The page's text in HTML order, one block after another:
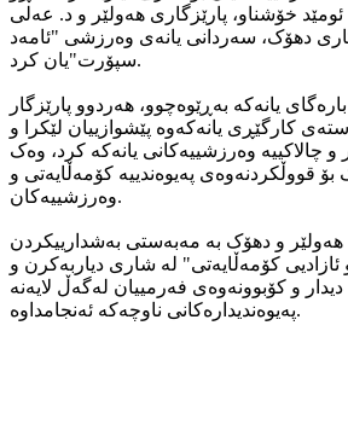
ئومێد خۆشناو، پارێزگاری هەولێر و د. عەلی
دهۆک، سەردانی یانەی وەرزشی "ئامەد
سپۆرت"یان کرد.
یانەکە بەڕێوەچوو، هەردوو پارێزگار
کارگێڕی یانەکەوە پێشوازییان لێکرا و
چالاکییە وەرزشییەکانی یانەکە کرد، وەک
بۆ قووڵکردنەوەی پەیوەندییە کۆمەڵایەتی و
وەرزشییەکان.
هەولێر و دهۆک بە مەبەستی بەشدارییکردن
کۆمەڵایەتی" لە شاری دیاربەکرن و
و کۆبوونەوەی فەرمییان لەگەڵ لایەنە
پەیوەندیدارەکانی ناوچەکە ئەنجامداوە.